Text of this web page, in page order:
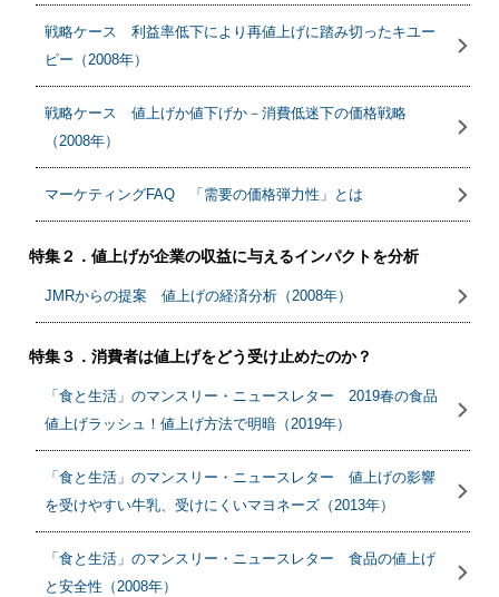
戦略ケース 利益率低下により再値上げに踏み切ったキユー
ピー（2008年）
戦略ケース 値上げか値下げか－消費低迷下の価格戦略
（2008年）
マーケティングFAQ 「需要の価格弾力性」とは
特集２．値上げが企業の収益に与えるインパクトを分析
JMRからの提案 値上げの経済分析（2008年）
特集３．消費者は値上げをどう受け止めたのか？
「食と生活」のマンスリー・ニュースレター 2019春の食品
値上げラッシュ！値上げ方法で明暗（2019年）
「食と生活」のマンスリー・ニュースレター 値上げの影響
を受けやすい牛乳、受けにくいマヨネーズ（2013年）
「食と生活」のマンスリー・ニュースレター 食品の値上げ
と安全性（2008年）